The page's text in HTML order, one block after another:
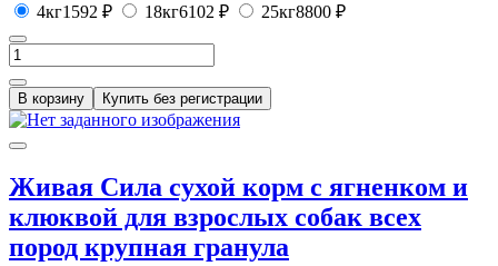
4кг1592 ₽ 18кг6102 ₽ 25кг8800 ₽
В корзину Купить без регистрации
Живая Сила сухой корм с ягненком и
клюквой для взрослых собак всех
пород крупная гранула